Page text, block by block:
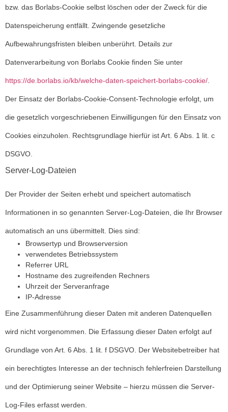
bzw. das Borlabs-Cookie selbst löschen oder der Zweck für die
Datenspeicherung entfällt. Zwingende gesetzliche
Aufbewahrungsfristen bleiben unberührt. Details zur
Datenverarbeitung von Borlabs Cookie finden Sie unter
https://de.borlabs.io/kb/welche-daten-speichert-borlabs-cookie/
Der Einsatz der Borlabs-Cookie-Consent-Technologie erfolgt, um
die gesetzlich vorgeschriebenen Einwilligungen für den Einsatz von
Cookies einzuholen. Rechtsgrundlage hierfür ist Art. 6 Abs. 1 lit. c
DSGVO.
Server-Log-Dateien
Der Provider der Seiten erhebt und speichert automatisch
Informationen in so genannten Server-Log-Dateien, die Ihr Browser
automatisch an uns übermittelt. Dies sind:
Browsertyp und Browserversion
verwendetes Betriebssystem
Referrer URL
Hostname des zugreifenden Rechners
Uhrzeit der Serveranfrage
IP-Adresse
Eine Zusammenführung dieser Daten mit anderen Datenquellen
wird nicht vorgenommen. Die Erfassung dieser Daten erfolgt auf
Grundlage von Art. 6 Abs. 1 lit. f DSGVO. Der Websitebetreiber hat
ein berechtigtes Interesse an der technisch fehlerfreien Darstellung
und der Optimierung seiner Website – hierzu müssen die Server-
Log-Files erfasst werden.